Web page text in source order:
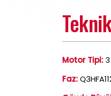
Motor Tipi:
Faz: